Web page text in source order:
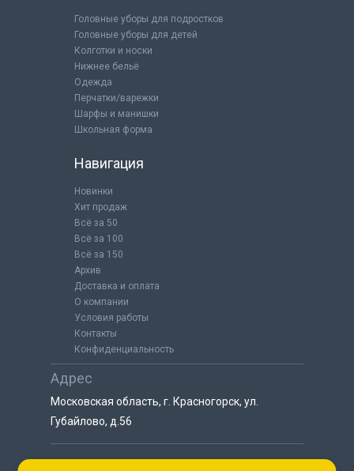
Головные уборы для подростков
Головные уборы для детей
Колготки и носки
Нижнее бельё
Одежда
Перчатки/варежки
Шарфы и манишки
Школьная форма
Навигация
Новинки
Хит продаж
Всё за 50
Всё за 100
Всё за 150
Архив
Доставка и оплата
О компании
Условия работы
Контакты
Конфиденциальность
Адрес
Московская область, г. Красногорск, ул.
Губайлово, д.56